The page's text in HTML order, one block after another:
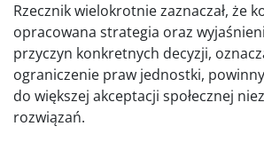
Rzecznik wielokrotnie zaznaczał, że
opracowana strategia oraz
przyczyn konkretnych decyzji,
ograniczenie praw jednostki,
do większej akceptacji społecznej
rozwiązań.